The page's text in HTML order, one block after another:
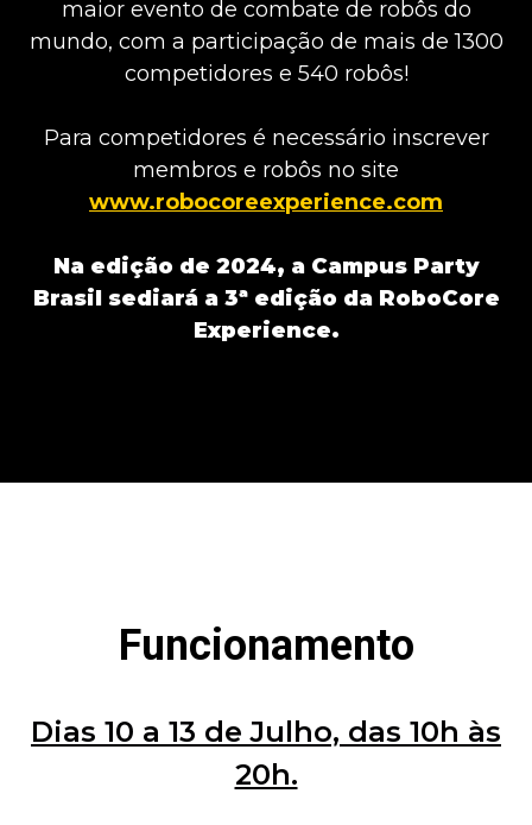
maior evento de combate de robôs do
mundo, com a participação de mais de 1300
competidores e 540 robôs!
Para competidores é necessário inscrever
membros e robôs no site
www.robocoreexperience.com
Na edição de 2024, a Campus Party
Brasil sediará a 3ª edição da RoboCore
Experience.
Funcionamento
Dias 10 a 13 de Julho, das 10h às
20h.